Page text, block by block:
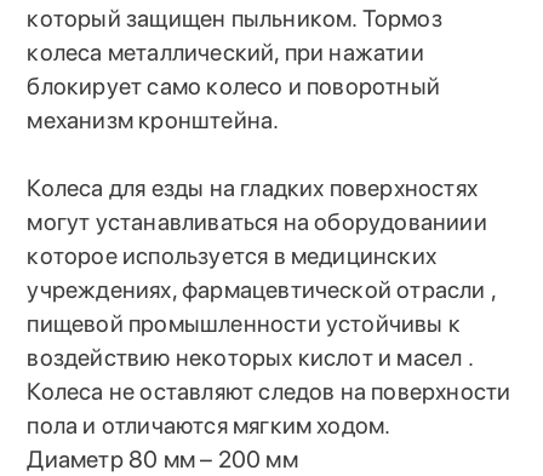
который защищен пыльником. Тормоз
колеса металлический, при нажатии
блокирует само колесо и поворотный
механизм кронштейна.
Колеса для езды на гладких поверхностях
могут устанавливаться на оборудованиии
которое используется в медицинских
учреждениях, фармацевтической отрасли ,
пищевой промышленности устойчивы к
воздействию некоторых кислот и масел .
Колеса не оставляют следов на поверхности
пола и отличаются мягким ходом.
Диаметр 80 мм – 200 мм